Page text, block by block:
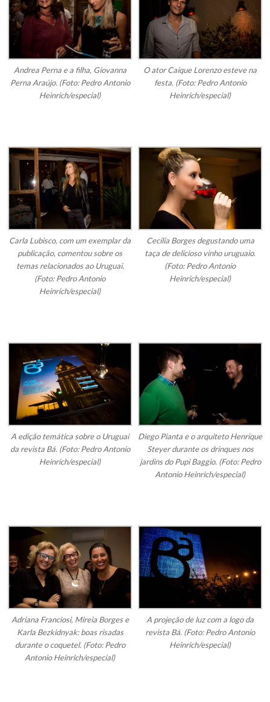
Andrea Perna e a filha, Giovanna
Perna Araújo. (Foto: Pedro Antonio
Heinrich/especial)
O ator Caíque Lorenzo esteve na
festa. (Foto: Pedro Antonio
Heinrich/especial)
Carla Lubisco, com um exemplar da
publicação, comentou sobre os
temas relacionados ao Uruguai.
(Foto: Pedro Antonio
Heinrich/especial)
Cecília Borges degustando uma
taça de delicioso vinho uruguaio.
(Foto: Pedro Antonio
Heinrich/especial)
A edição temática sobre o Uruguai
da revista Bá. (Foto: Pedro Antonio
Heinrich/especial)
Diego Pianta e o arquiteto Henrique
Steyer durante os drinques nos
jardins do Pupi Baggio. (Foto: Pedro
Antonio Heinrich/especial)
Adriana Franciosi, Mireia Borges e
Karla Bezkidnyak: boas risadas
durante o coquetel. (Foto: Pedro
Antonio Heinrich/especial)
A projeção de luz com a logo da
revista Bá. (Foto: Pedro Antonio
Heinrich/especial)